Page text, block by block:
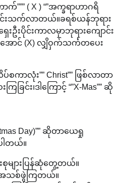
က်””” ( X ) “”အက္ခရာဟာဂရိ
ဆင်းသက်လာတယ်။ခရစ်ယန်ဘုရား
ေးဦးပိုင်းကာလမှာဘုရားကျောင်း
ောင် (X) လျှိဝှက်သင်္ကတပေး
ပ်စကာလုံး”” Christ”” ဖြစ်လာတာ
ြခြင်း၊ဒါကြောင့် “”X-Mas”” ဆို
Day)”” ဆိုတာယေရှု
ါတယ်။
များပြန်ဆုံတွေ့တယ်။
အသစ်ဖွဲကြတယ်။